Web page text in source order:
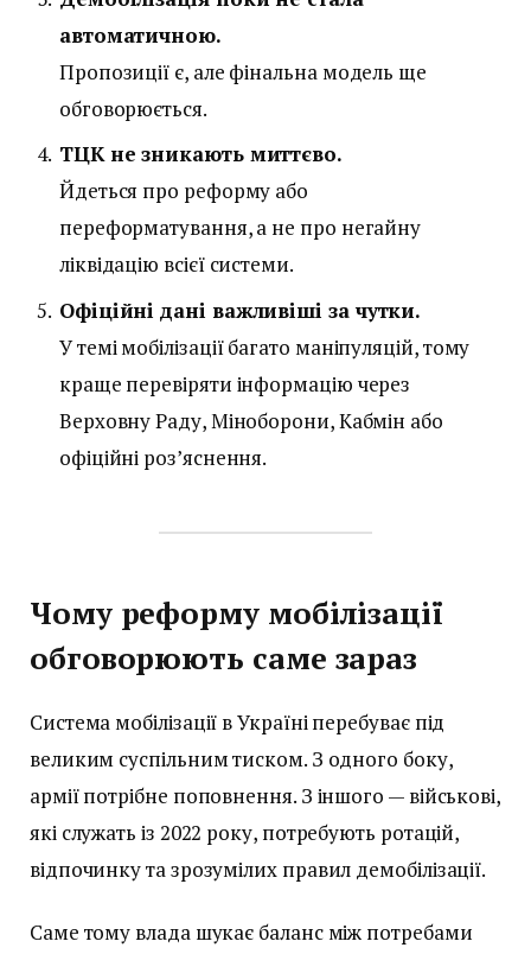
автоматичною.
Пропозиції є, але фінальна модель ще
обговорюється.
ТЦК не зникають миттєво.
Йдеться про реформу або
переформатування, а не про негайну
ліквідацію всієї системи.
Офіційні дані важливіші за чутки.
У темі мобілізації багато маніпуляцій, тому
краще перевіряти інформацію через
Верховну Раду, Міноборони, Кабмін або
офіційні роз’яснення.
Чому реформу мобілізації
обговорюють саме зараз
Система мобілізації в Україні перебуває під
великим суспільним тиском. З одного боку,
армії потрібне поповнення. З іншого — військові,
які служать із 2022 року, потребують ротацій,
відпочинку та зрозумілих правил демобілізації.
Саме тому влада шукає баланс між потребами